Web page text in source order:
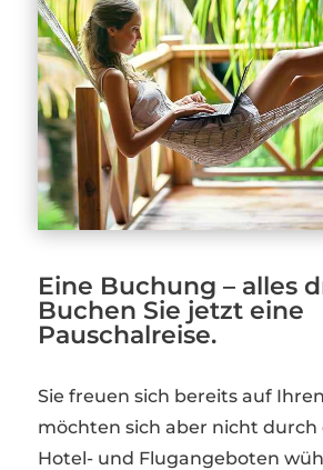
Eine Buchung – alles
Buchen Sie jetzt eine
Pauschalreise.
Sie freuen sich bereits auf
möchten sich aber nicht durch
Hotel- und Flugangeboten